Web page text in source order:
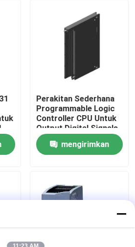
PLC
Perakitan Sederhana
Programmable Logic
Controller CPU Untuk
Output Digital Signals
mengirimkan